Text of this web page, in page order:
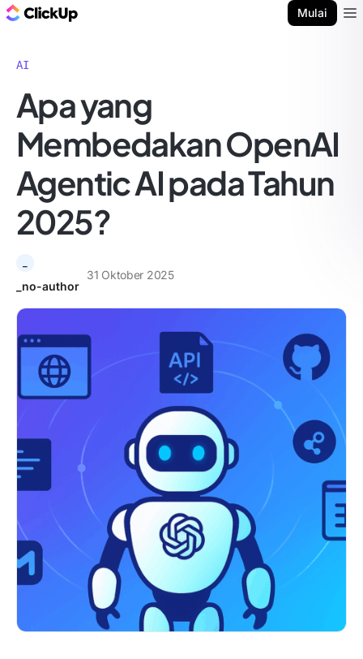
Mulai
AI
Apa yang
Membedakan OpenAI
Agentic AI pada Tahun
2025?
_no-author
31 Oktober 2025